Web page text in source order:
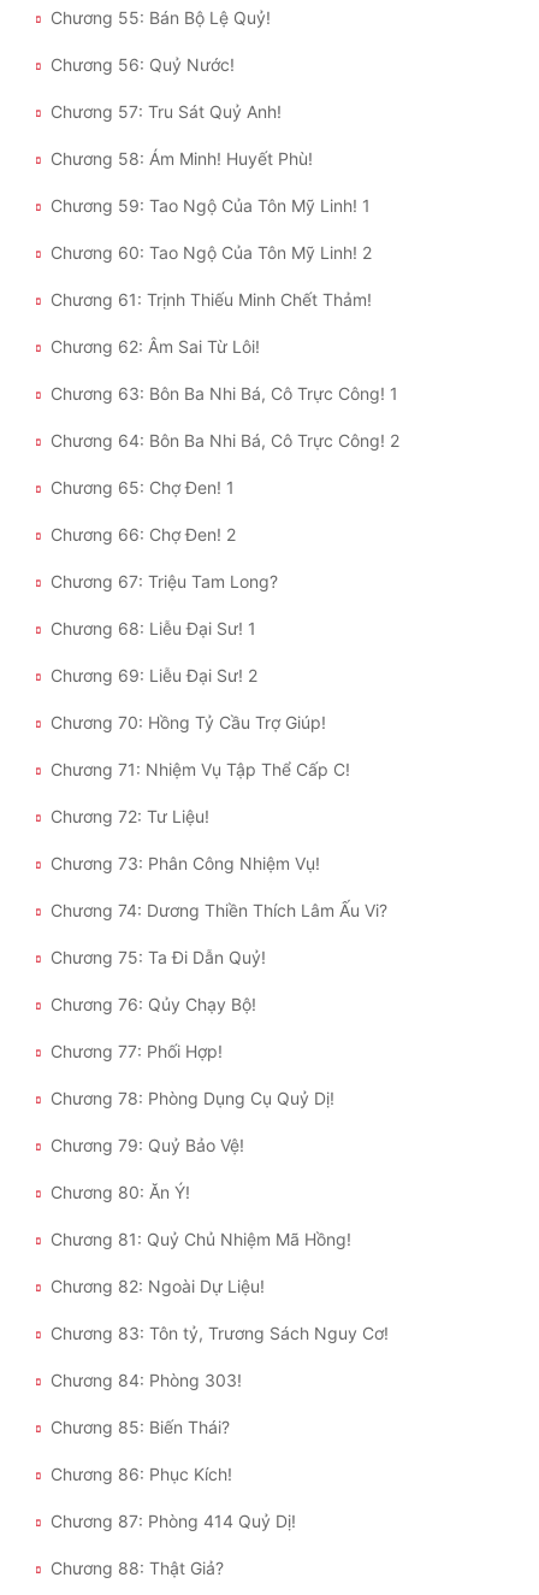
Chương 55: Bán Bộ Lệ Quỷ!
Chương 56: Quỷ Nước!
Chương 57: Tru Sát Quỷ Anh!
Chương 58: Ám Minh! Huyết Phù!
Chương 59: Tao Ngộ Của Tôn Mỹ Linh! 1
Chương 60: Tao Ngộ Của Tôn Mỹ Linh! 2
Chương 61: Trịnh Thiếu Minh Chết Thảm!
Chương 62: Âm Sai Từ Lôi!
Chương 63: Bôn Ba Nhi Bá, Cô Trực Công! 1
Chương 64: Bôn Ba Nhi Bá, Cô Trực Công! 2
Chương 65: Chợ Đen! 1
Chương 66: Chợ Đen! 2
Chương 67: Triệu Tam Long?
Chương 68: Liễu Đại Sư! 1
Chương 69: Liễu Đại Sư! 2
Chương 70: Hồng Tỷ Cầu Trợ Giúp!
Chương 71: Nhiệm Vụ Tập Thể Cấp C!
Chương 72: Tư Liệu!
Chương 73: Phân Công Nhiệm Vụ!
Chương 74: Dương Thiền Thích Lâm Ấu Vi?
Chương 75: Ta Đi Dẫn Quỷ!
Chương 76: Qủy Chạy Bộ!
Chương 77: Phối Hợp!
Chương 78: Phòng Dụng Cụ Quỷ Dị!
Chương 79: Quỷ Bảo Vệ!
Chương 80: Ăn Ý!
Chương 81: Quỷ Chủ Nhiệm Mã Hồng!
Chương 82: Ngoài Dự Liệu!
Chương 83: Tôn tỷ, Trương Sách Nguy Cơ!
Chương 84: Phòng 303!
Chương 85: Biến Thái?
Chương 86: Phục Kích!
Chương 87: Phòng 414 Quỷ Dị!
Chương 88: Thật Giả?